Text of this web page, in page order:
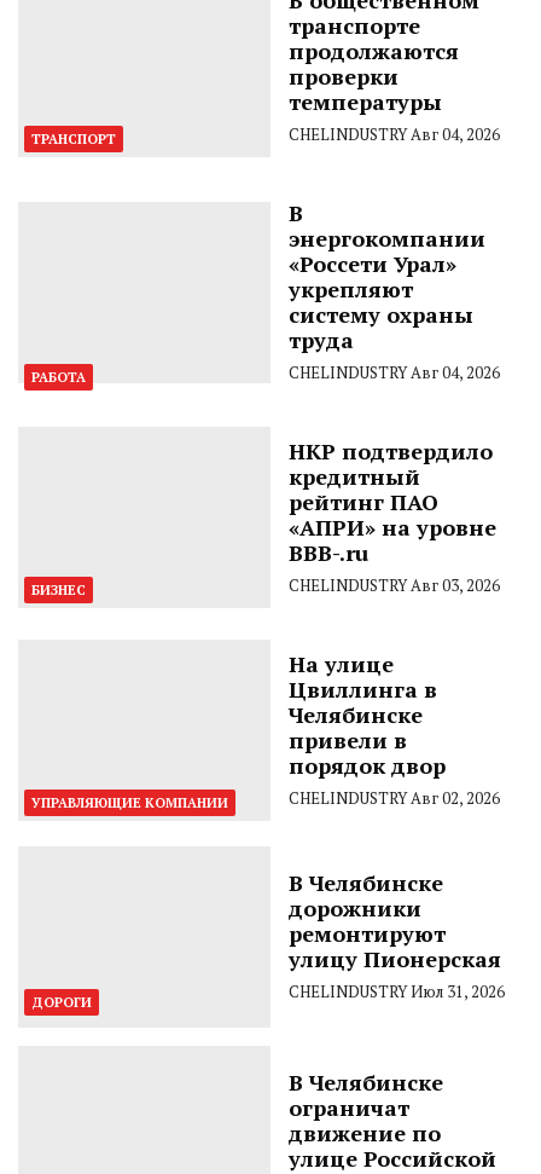
ТРАНСПОРТ
транспорте
продолжаются
проверки
температуры
CHELINDUSTRYАвг 04, 2026
РАБОТА
В
энергокомпании
«Россети Урал»
укрепляют
систему охраны
труда
CHELINDUSTRYАвг 04, 2026
БИЗНЕС
НКР подтвердило
кредитный
рейтинг ПАО
«АПРИ» на уровне
BBB-.ru
CHELINDUSTRYАвг 03, 2026
УПРАВЛЯЮЩИЕ КОМПАНИИ
На улице
Цвиллинга в
Челябинске
привели в
порядок двор
CHELINDUSTRYАвг 02, 2026
ДОРОГИ
В Челябинске
дорожники
ремонтируют
улицу Пионерская
CHELINDUSTRYИюл 31, 2026
В Челябинске
ограничат
движение по
улице Российской